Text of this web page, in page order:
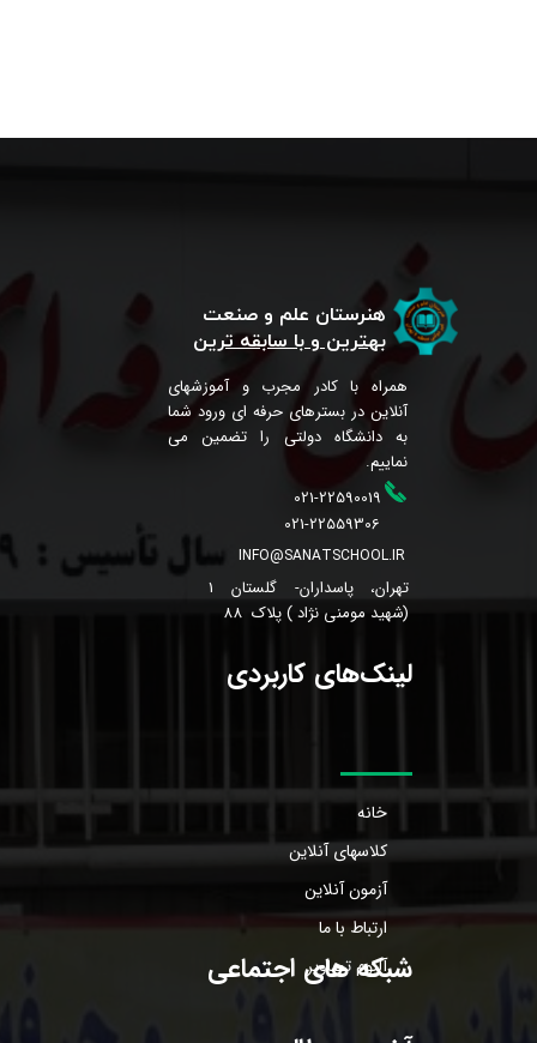
هنرستان علم و صنعت
بهترین و با سابقه ترین
همراه با کادر مجرب و آموزشهای
آنلاین در بسترهای حرفه ای ورود شما
به دانشگاه دولتی را تضمین می
نماییم.
021-22559306
INFO@SANATSCHOOL.IR
تهران، پاسداران- گلستان 1
(شهید مومنی نژاد ) پلاک 88
021-22590019
لینک‌های کاربردی
خانه
کلاسهای آنلاین
آزمون آنلاین
ارتباط با ما
آلبوم تصاویر
شبکه های اجتماعی